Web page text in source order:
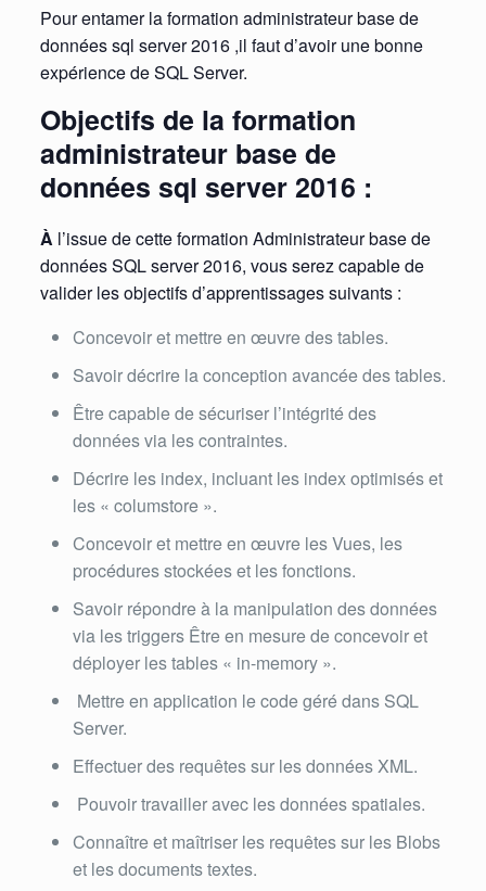
Pour entamer la formation administrateur base de
données sql server 2016 ,il faut d’avoir une bonne
expérience de SQL Server.
Objectifs de la formation
administrateur base de
données sql server 2016 :
À l’issue de cette formation Administrateur base de
données SQL server 2016, vous serez capable de
valider les objectifs d’apprentissages suivants :
Concevoir et mettre en œuvre des tables.
Savoir décrire la conception avancée des tables.
Être capable de sécuriser l’intégrité des
données via les contraintes.
Décrire les index, incluant les index optimisés et
les « columstore ».
Concevoir et mettre en œuvre les Vues, les
procédures stockées et les fonctions.
Savoir répondre à la manipulation des données
via les triggers Être en mesure de concevoir et
déployer les tables « in-memory ».
Mettre en application le code géré dans SQL
Server.
Effectuer des requêtes sur les données XML.
Pouvoir travailler avec les données spatiales.
Connaître et maîtriser les requêtes sur les Blobs
et les documents textes.